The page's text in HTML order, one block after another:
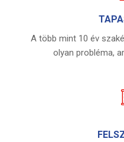
A több mint 10 év
olyan probléma,